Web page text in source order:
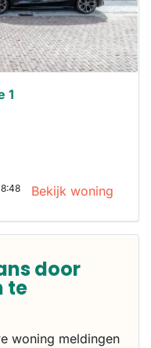
1
Bekijk woning
door
te
woning meldingen